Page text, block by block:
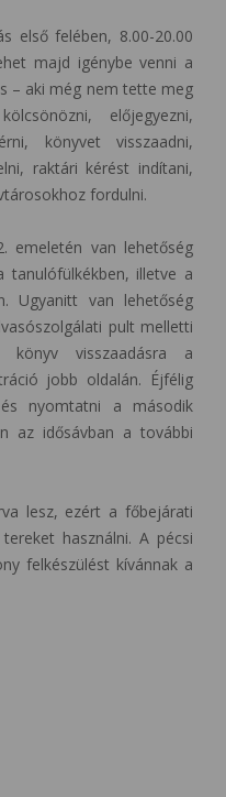
első felében, 8.00-20.00
majd igénybe venni a
– aki még nem tette meg
előjegyezni,
könyvet visszaadni,
raktári kérést indítani,
fordulni.
emeletén van lehetőség
tanulófülkékben, illetve a
Ugyanitt van lehetőség
pult melletti
könyv visszaadásra a
jobb oldalán. Éjfélig
nyomtatni a második
az idősávban a további
lesz, ezért a főbejárati
használni. A pécsi
felkészülést kívánnak a